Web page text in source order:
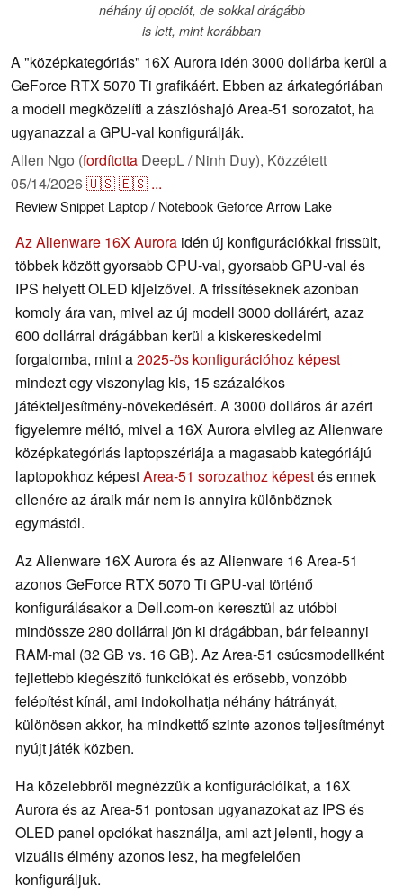
néhány új opciót, de sokkal drágább
is lett, mint korábban
A "középkategóriás" 16X Aurora idén 3000 dollárba kerül a
GeForce RTX 5070 Ti grafikáért. Ebben az árkategóriában
a modell megközelíti a zászlóshajó Area-51 sorozatot, ha
ugyanazzal a GPU-val konfigurálják.
Allen Ngo (fordította DeepL / Ninh Duy), Közzétett
05/14/2026🇺🇸🇪🇸 ...
Review Snippet Laptop / NotebookGeforceArrow Lake
Az Alienware 16X Aurora idén új konfigurációkkal frissült,
többek között gyorsabb CPU-val, gyorsabb GPU-val és
IPS helyett OLED kijelzővel. A frissítéseknek azonban
komoly ára van, mivel az új modell 3000 dollárért, azaz
600 dollárral drágábban kerül a kiskereskedelmi
forgalomba, mint a2025-ös konfigurációhoz képest
mindezt egy viszonylag kis, 15 százalékos
játékteljesítmény-növekedésért. A 3000 dolláros ár azért
figyelemre méltó, mivel a 16X Aurora elvileg az Alienware
középkategóriás laptopszériája a magasabb kategóriájú
laptopokhoz képestArea-51 sorozathoz képestés ennek
ellenére az áraik már nem is annyira különböznek
egymástól.
Az Alienware 16X Aurora és az Alienware 16 Area-51
azonos GeForce RTX 5070 Ti GPU-val történő
konfigurálásakor a Dell.com-on keresztül az utóbbi
mindössze 280 dollárral jön ki drágábban, bár feleannyi
RAM-mal (32 GB vs. 16 GB). Az Area-51 csúcsmodellként
fejlettebb kiegészítő funkciókat és erősebb, vonzóbb
felépítést kínál, ami indokolhatja néhány hátrányát,
különösen akkor, ha mindkettő szinte azonos teljesítményt
nyújt játék közben.
Ha közelebbről megnézzük a konfigurációikat, a 16X
Aurora és az Area-51 pontosan ugyanazokat az IPS és
OLED panel opciókat használja, ami azt jelenti, hogy a
vizuális élmény azonos lesz, ha megfelelően
konfiguráljuk.